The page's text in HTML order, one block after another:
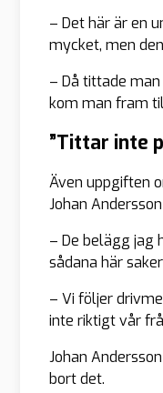
– Det här är en
mycket, men
– Då tittade
kom man fram
”Tittar inte
Även uppgiften
Johan
– De belägg jag
sådana här
– Vi följer
inte riktigt vår
Johan
bort det.